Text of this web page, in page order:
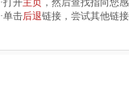
·打开主页 ，然后查找指向您
·单击后退链接，尝试其他链